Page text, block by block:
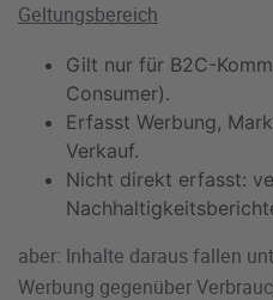
Geltungsbereich
Gilt nur für B2C-
Consumer).
Erfasst Werbung,
Verkauf.
Nicht direkt erfasst:
aber: Inhalte daraus fallen
Werbung gegenüber